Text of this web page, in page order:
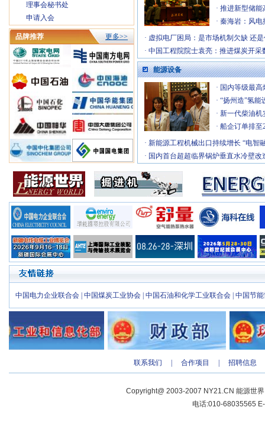
理事会秘书处
申请入会
品牌推荐 更多>>
· 推进新型储
· 秦海岩：风
· 虚拟电厂困局：是市场机制欠缺 还
· 中国工程院院士袁亮：推进煤炭开
能源设备
· 国内等级最
· “扬州造”氢能
· 新一代柴油
· 船企订单排
· 新能源工程机械出口持续增长 “电智
· 国内首台超超临界锅炉垂直水冷壁
中国电力企业联合会 中国煤炭工业协会 中国石油和化学工业联合会 中国节
联系我们 合作项目 招聘信息
Copyright@ 2003-2007 NY21.CN 能源世
电话:010-68035565